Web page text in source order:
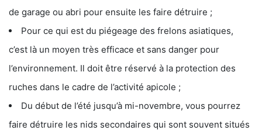
de garage ou abri pour ensuite les faire détruire ;
Pour ce qui est du piégeage des frelons asiatiques,
c’est là un moyen très efficace et sans danger pour
l’environnement. Il doit être réservé à la protection des
ruches dans le cadre de l’activité apicole ;
Du début de l’été jusqu’à mi-novembre, vous pourrez
faire détruire les nids secondaires qui sont souvent situés